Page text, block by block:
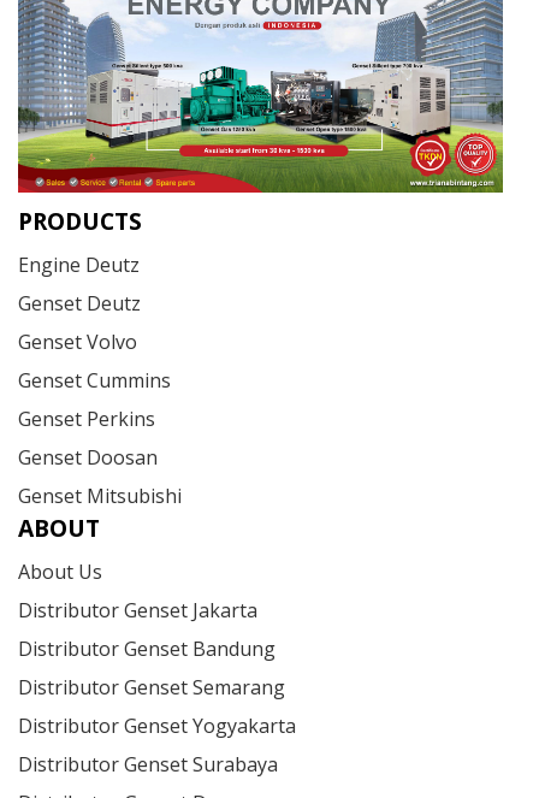
PRODUCTS
Engine Deutz
Genset Deutz
Genset Volvo
Genset Cummins
Genset Perkins
Genset Doosan
Genset Mitsubishi
ABOUT
About Us
Distributor Genset Jakarta
Distributor Genset Bandung
Distributor Genset Semarang
Distributor Genset Yogyakarta
Distributor Genset Surabaya